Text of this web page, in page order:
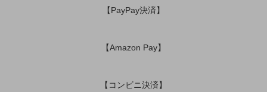
【PayPay決済】
【Amazon Pay】
【コンビニ決済】